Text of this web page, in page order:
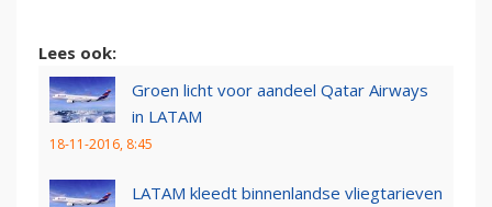
Lees ook:
Groen licht voor aandeel Qatar Airways
in LATAM
18-11-2016, 8:45
LATAM kleedt binnenlandse vliegtarieven